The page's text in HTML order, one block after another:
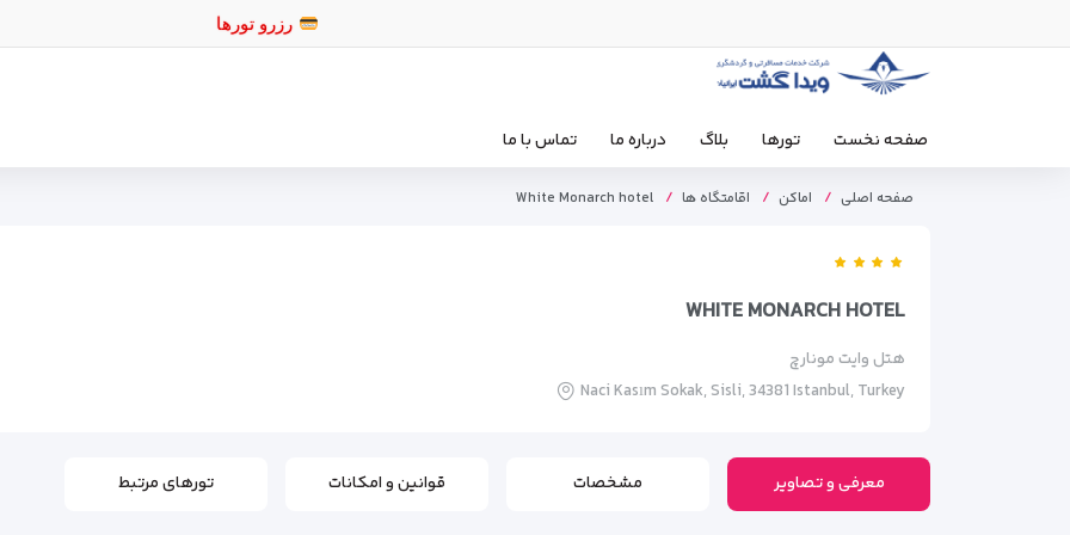
رزرو تورهای
صفحه نخست تورها بلاگ درباره ما تماس با ما
صفحه اصلی اماکن اقامتگاه ها White Monarch hotel
WHITE MONARCH HOTEL
هتل وایت مونارچ
Naci Kasım Sokak, Sisli, 34381 Istanbul, Turkey
معرفی و تصاویر مشخصات قوانین و امکانات تورهای مرتبط